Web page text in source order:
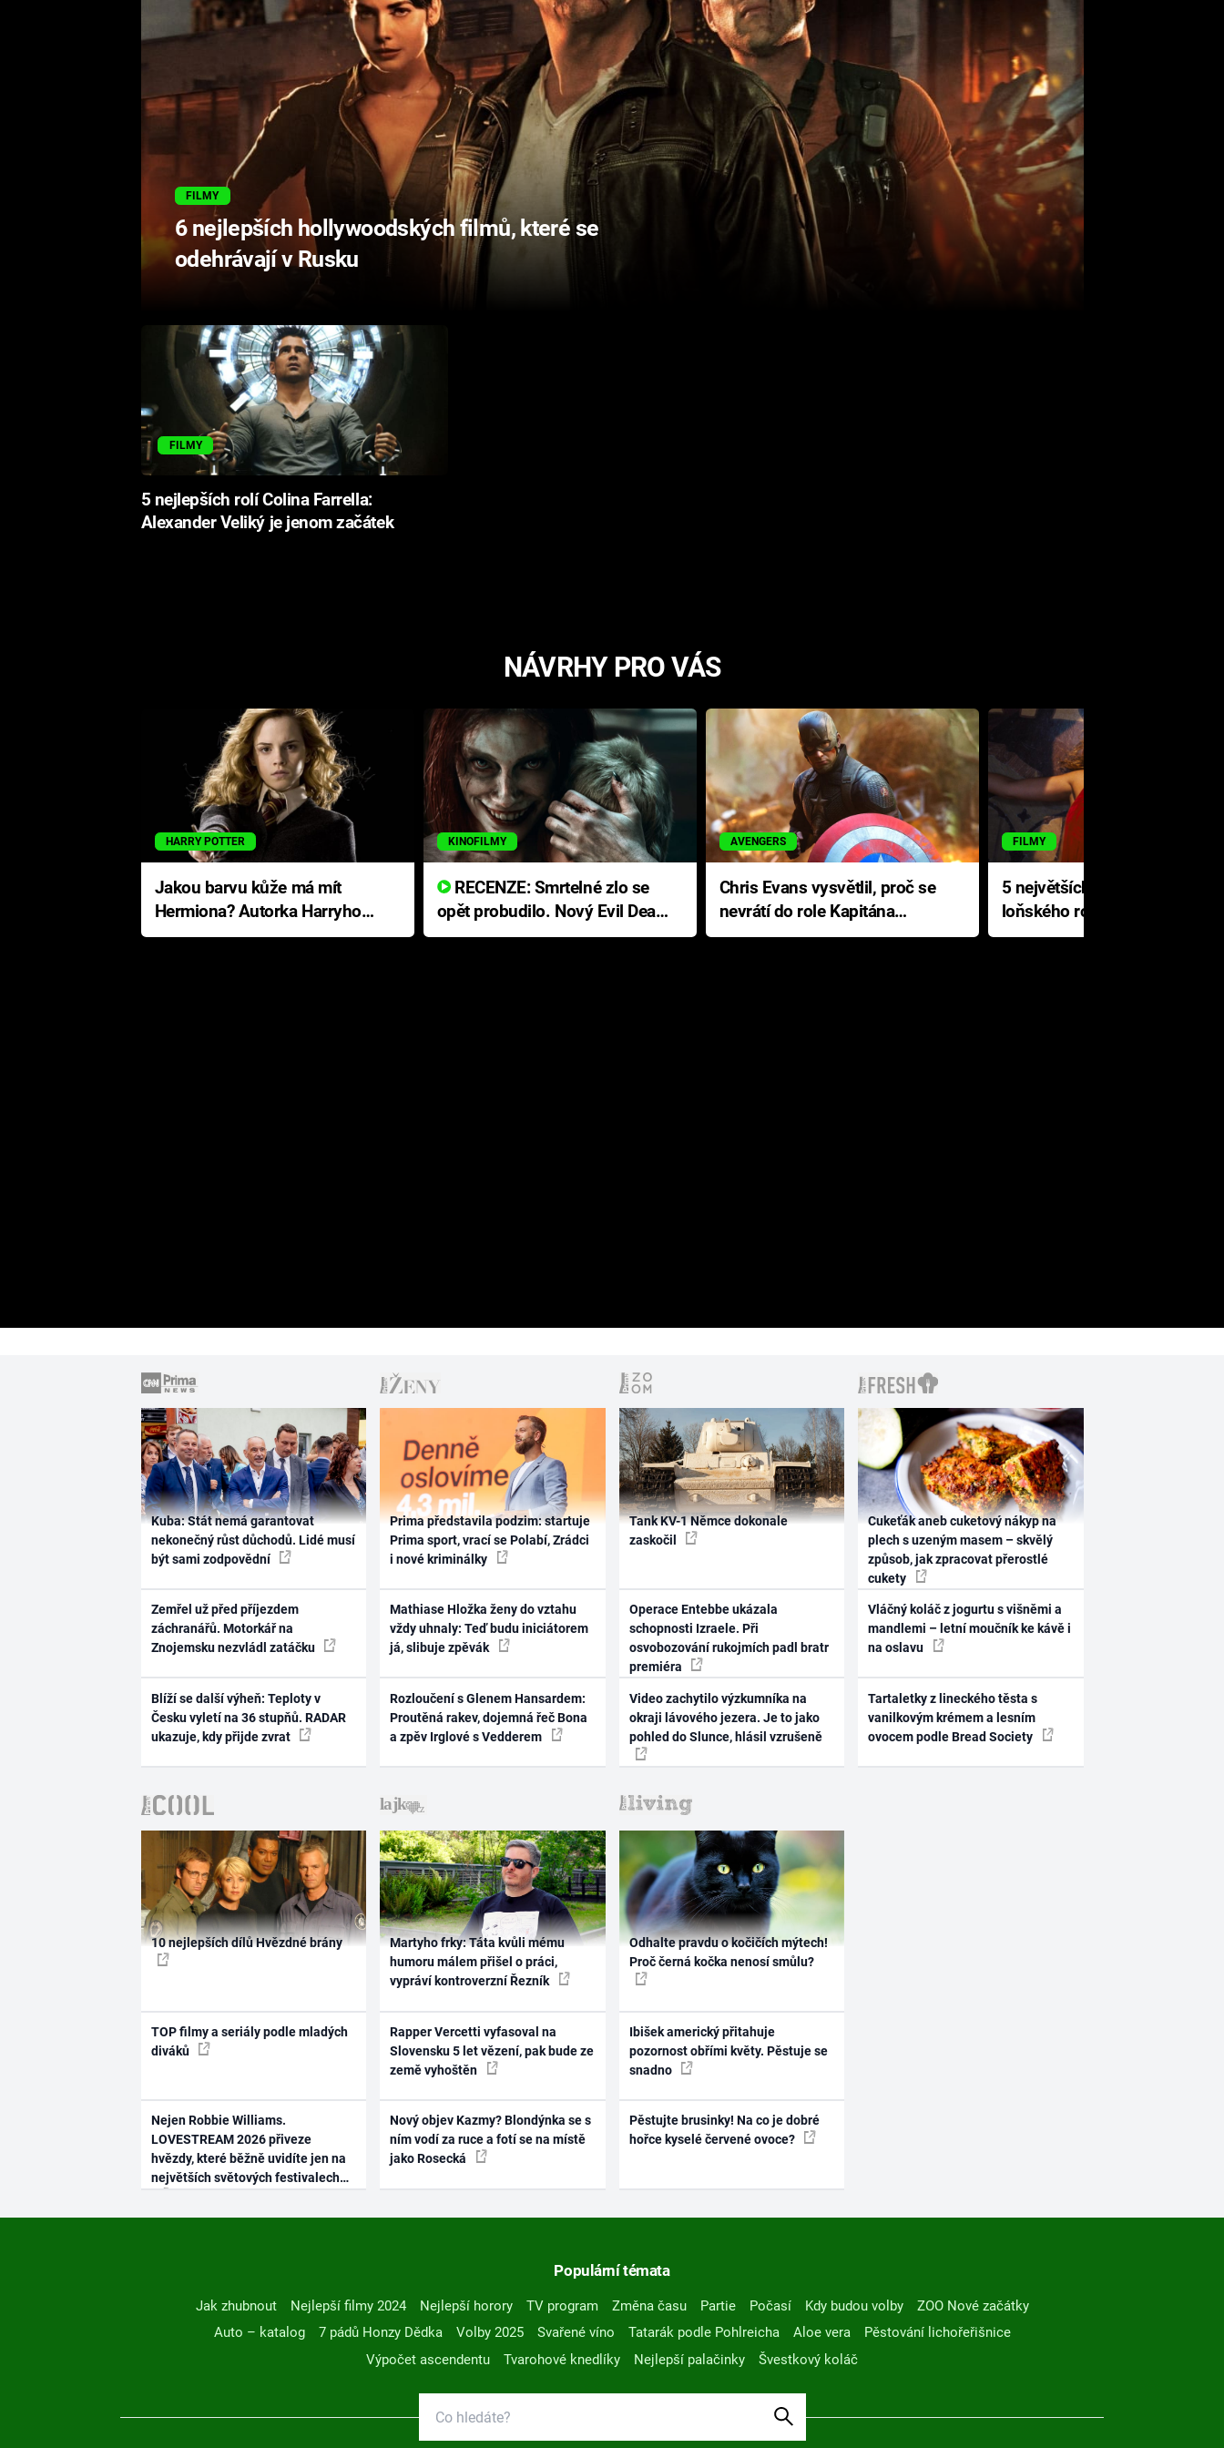
FILMY
6 nejlepších hollywoodských filmů, které se
odehrávají v Rusku
FILMY
5 nejlepších rolí Colina Farrella:
Alexander Veliký je jenom začátek
NÁVRHY PRO VÁS
HARRY POTTER
Jakou barvu kůže má mít
Hermiona? Autorka Harryho
Pottera přišla s ráznou
KINOFILMY
RECENZE: Smrtelné zlo se
opět probudilo. Nový Evil Dead
přichází s neodolatelnou
AVENGERS
Chris Evans vysvětlil, proč se
nevrátí do role Kapitána
Ameriky
FILMY
5 největších propadáků
loňského roku: Disney na
jediné katastrofě prodělal 200
Kuba: Stát nemá garantovat
nekonečný růst důchodů. Lidé musí
být sami zodpovědní
Zemřel už před příjezdem
záchranářů. Motorkář na
Znojemsku nezvládl zatáčku
Blíží se další výheň: Teploty v
Česku vyletí na 36 stupňů. RADAR
ukazuje, kdy přijde zvrat
Prima představila podzim: startuje
Prima sport, vrací se Polabí, Zrádci
i nové kriminálky
Mathiase Hložka ženy do vztahu
vždy uhnaly: Teď budu iniciátorem
já, slibuje zpěvák
Rozloučení s Glenem Hansardem:
Proutěná rakev, dojemná řeč Bona
a zpěv Irglové s Vedderem
Tank KV-1 Němce dokonale
zaskočil
Operace Entebbe ukázala
schopnosti Izraele. Při
osvobozování rukojmích padl bratr
premiéra
Video zachytilo výzkumníka na
okraji lávového jezera. Je to jako
pohled do Slunce, hlásil vzrušeně
Cukeťák aneb cuketový nákyp na
plech s uzeným masem – skvělý
způsob, jak zpracovat přerostlé
cukety
Vláčný koláč z jogurtu s višněmi a
mandlemi – letní moučník ke kávě i
na oslavu
Tartaletky z lineckého těsta s
vanilkovým krémem a lesním
ovocem podle Bread Society
10 nejlepších dílů Hvězdné brány
TOP filmy a seriály podle mladých
diváků
Nejen Robbie Williams.
LOVESTREAM 2026 přiveze
hvězdy, které běžně uvidíte jen na
největších světových festivalech
Martyho frky: Táta kvůli mému
humoru málem přišel o práci,
vypráví kontroverzní Řezník
Rapper Vercetti vyfasoval na
Slovensku 5 let vězení, pak bude ze
země vyhoštěn
Nový objev Kazmy? Blondýnka se s
ním vodí za ruce a fotí se na místě
jako Rosecká
Odhalte pravdu o kočičích mýtech!
Proč černá kočka nenosí smůlu?
Ibišek americký přitahuje
pozornost obřími květy. Pěstuje se
snadno
Pěstujte brusinky! Na co je dobré
hořce kyselé červené ovoce?
Populární témata
Jak zhubnout Nejlepší filmy 2024 Nejlepší horory TV program Změna času Partie Počasí Kdy budou volby
ZOO Nové začátky
Auto – katalog
7 pádů Honzy Dědka Volby 2025 Svařené víno Tatarák podle Pohlreicha Aloe vera
Pěstování lichořeřišnice
Výpočet ascendentu
Tvarohové knedlíky Nejlepší palačinky Švestkový koláč